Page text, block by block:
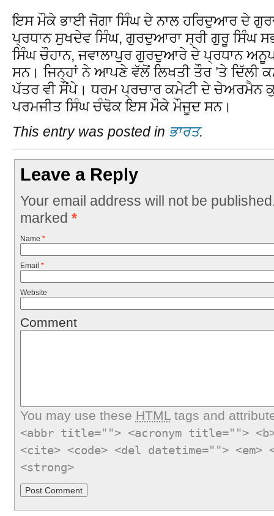
ਇਸ ਮੌਕੇ ਭਾਈ ਜੋਗਾ ਸਿੰਘ ਦੇ ਨਾਲ ਹਰਿਦੁਆਰ ਦੇ
ਪ੍ਰਧਾਨ ਸੁਖਦੇਵ ਸਿੰਘ, ਗੁਰਦੁਆਰਾ ਸ੍ਰੀ ਗੁਰੂ ਸਿੰਘ
ਸਿੰਘ ਚੌਹਾਨ, ਜਵਾਲਾਪੁਰ ਗੁਰਦੁਆਰੇ ਦੇ ਪ੍ਰਧਾਨ
ਸਨ। ਜਿਨ੍ਹਾਂ ਨੇ ਆਪਣੇ ਵੱਲੋਂ ਲਿਖਤੀ ਤੌਰ ’ਤੇ ਦਿੱਲੀ
ਪੱਤਰ ਵੀ ਸੌਂਪੇ। ਧਰਮ ਪ੍ਰਚਾਰ ਕਮੇਟੀ ਦੇ ਚੇਅਰਮੈਨ
ਪਰਮਜੀਤ ਸਿੰਘ ਚੰਢੋਕ ਇਸ ਮੌਕੇ ਮੌਜੂਦ ਸਨ।
This entry was posted in ਭਾਰਤ.
Leave a Reply
Your email address will not be
marked *
Name *
Email *
Website
Comment
You may use these HTMLtags and
<abbr title=""> <acronym title="">
<cite> <code> <del datetime="">
<strong>